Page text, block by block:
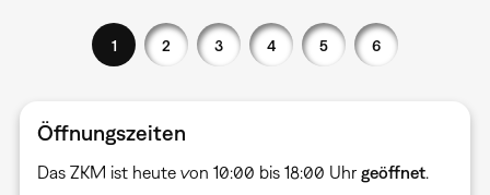
1 2 3 4 5 6
Öffnungszeiten
Das ZKM ist heute von 10:00 bis 18:00 Uhr geöffnet.